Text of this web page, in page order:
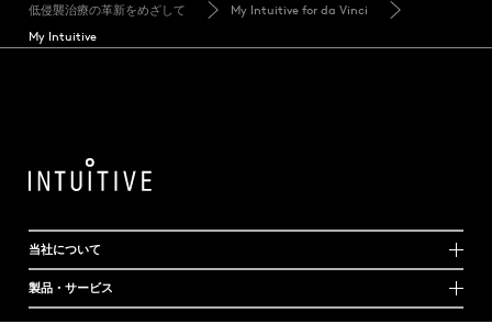
低侵襲治療の革新をめざして
My Intuitive for da Vinci
My Intuitive
当社について
製品・サービス